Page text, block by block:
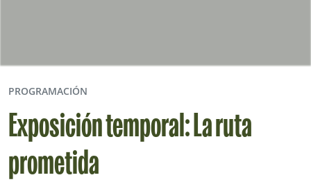
PROGRAMACIÓN
Exposición temporal: La ruta
prometida